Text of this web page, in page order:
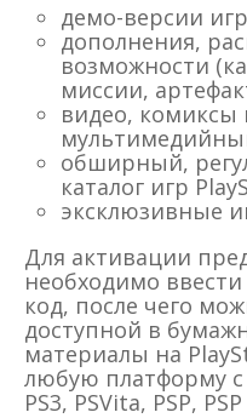
демо-версии
дополнения,
возможности
миссии,
видео, комиксы
обширный,
каталог игр
эксклюзивные
Для активации
необходимо
код, после чего
доступной в
материалы на
любую платформу с
PS3, PSVita, PSP,